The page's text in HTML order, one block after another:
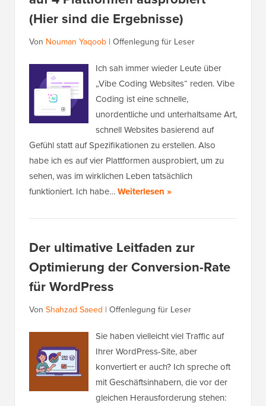
(Hier sind die Ergebnisse)
Von Nouman Yaqoob | Offenlegung für Leser
Ich sah immer wieder Leute über
„Vibe Coding Websites“ reden. Vibe
Coding ist eine schnelle,
unordentliche und unterhaltsame Art,
schnell Websites basierend auf
Gefühl statt auf Spezifikationen zu erstellen. Also
habe ich es auf vier Plattformen ausprobiert, um zu
sehen, was im wirklichen Leben tatsächlich
funktioniert. Ich habe…Weiterlesen »
Der ultimative Leitfaden zur
Optimierung der Conversion-Rate
für WordPress
Von Shahzad Saeed | Offenlegung für Leser
Sie haben vielleicht viel Traffic auf
Ihrer WordPress-Site, aber
konvertiert er auch? Ich spreche oft
mit Geschäftsinhabern, die vor der
gleichen Herausforderung stehen: